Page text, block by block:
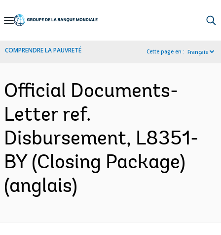
Skip
Navigation
COMPRENDRE LA PAUVRETÉ Cette page en : Français
Official Documents-
Letter ref.
Disbursement, L8351-
BY (Closing Package)
(anglais)